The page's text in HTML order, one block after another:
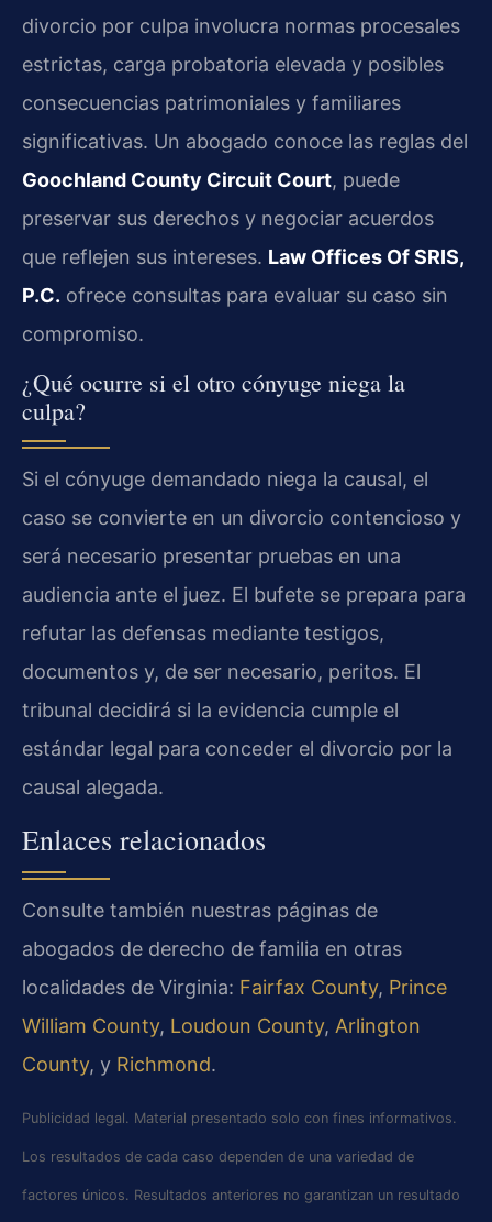
divorcio por culpa involucra normas procesales
estrictas, carga probatoria elevada y posibles
consecuencias patrimoniales y familiares
significativas. Un abogado conoce las reglas del
Goochland County Circuit Court, puede
preservar sus derechos y negociar acuerdos
que reflejen sus intereses. Law Offices Of SRIS,
P.C. ofrece consultas para evaluar su caso sin
compromiso.
¿Qué ocurre si el otro cónyuge niega la
culpa?
Si el cónyuge demandado niega la causal, el
caso se convierte en un divorcio contencioso y
será necesario presentar pruebas en una
audiencia ante el juez. El bufete se prepara para
refutar las defensas mediante testigos,
documentos y, de ser necesario, peritos. El
tribunal decidirá si la evidencia cumple el
estándar legal para conceder el divorcio por la
causal alegada.
Enlaces relacionados
Consulte también nuestras páginas de
abogados de derecho de familia en otras
localidades de Virginia: Fairfax County, Prince
William County, Loudoun County, Arlington
County, y Richmond.
Publicidad legal. Material presentado solo con fines informativos.
Los resultados de cada caso dependen de una variedad de
factores únicos. Resultados anteriores no garantizan un resultado